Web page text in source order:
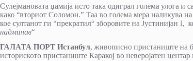
Сулејмановата џамија исто така одиграл голема улога и
како “вториот Соломон.” Таа во голема мера наликува
кое султанот ги “прекратил“ зборовите на Јустинијан I,
надминав“
ГАЛАТА ПОРТ Истанбул, живописно пристаниште на
историското пристаниште Каракој во неверојатен